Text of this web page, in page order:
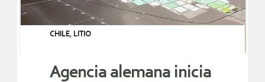
CHILE, LITIO
Agencia alemana inicia